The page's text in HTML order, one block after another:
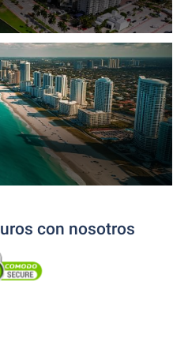
con nosotros